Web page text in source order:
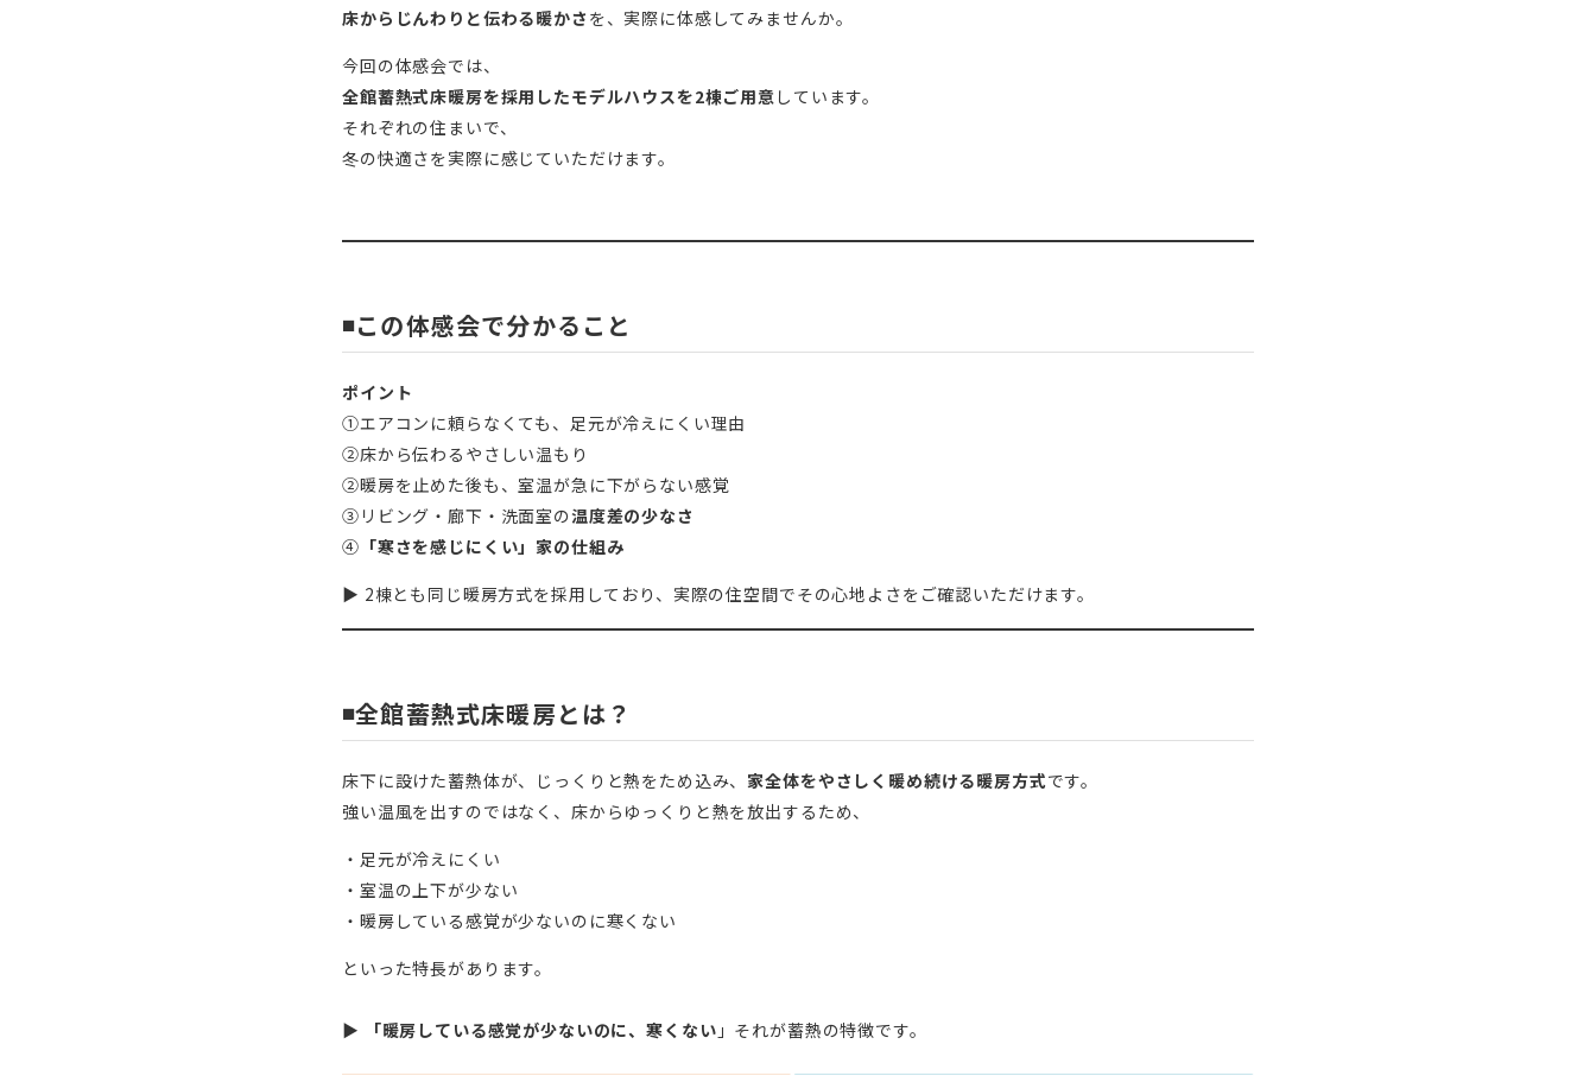
床からじんわりと伝わる暖かさ を、実際に体感してみませんか。
今回の体感会では、
全館蓄熱式床暖房を採用したモデルハウスを2棟ご用意 しています。
それぞれの住まいで、
冬の快適さを実際に感じていただけます。
◾️この体感会で分かること
ポイント
①エアコンに頼らなくても、足元が冷えにくい理由
②床から伝わるやさしい温もり
②暖房を止めた後も、室温が急に下がらない感覚
③リビング・廊下・洗面室の温度差の少なさ
④ 「寒さを感じにくい」家の仕組み
▶︎ 2棟とも同じ暖房方式を採用しており、実際の住空間でその心地よさをご確認いただけます。
◾️全館蓄熱式床暖房とは？
床下に設けた蓄熱体が、じっくりと熱をため込み、 家全体をやさしく暖め続ける暖房方式です。
強い温風を出すのではなく、床からゆっくりと熱を放出するため、
・足元が冷えにくい
・室温の上下が少ない
・暖房している感覚が少ないのに寒くない
といった特長があります。
▶︎ 「暖房している感覚が少ないのに、寒くない 」それが蓄熱の特徴です。